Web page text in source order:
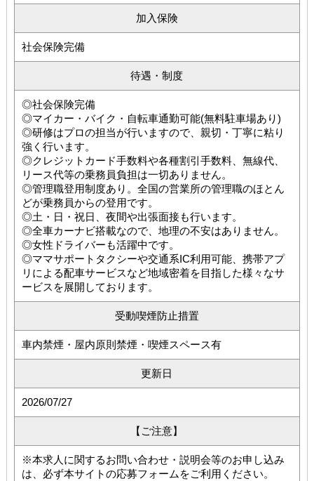
加入保険
社会保険完備
待遇・制度
◎社会保険完備
◎マイカー・バイク・自転車通勤可能(無料駐車場あり)
◎研修はプロの担当が行いますので、親切・丁寧に粘り
強く行います。
◎クレジットカード手数料や各種割引手数料、無線代、
リース代等の乗務員負担は一切ありません。
◎管理職登用制度あり。全国の営業所の管理職のほとん
どが乗務員からの登用です。
◎土・日・祝日、夜間や出張面接も行います。
◎全車カーナビ搭載なので、地理の不安はありません。
◎女性ドライバーも活躍中です。
◎ママサポートタクシーや交通系IC利用可能、携帯アプ
リによる配車サービスなど地域密着を目指した様々なサ
ービスを展開しております。
受動喫煙防止措置
車内禁煙・屋内原則禁煙・喫煙スペース有
更新日
2026/07/27
【ご注意】
※本求人に関するお問い合わせ・説明会等のお申し込み
は、必ず本サイトの応募フォームをご利用ください。